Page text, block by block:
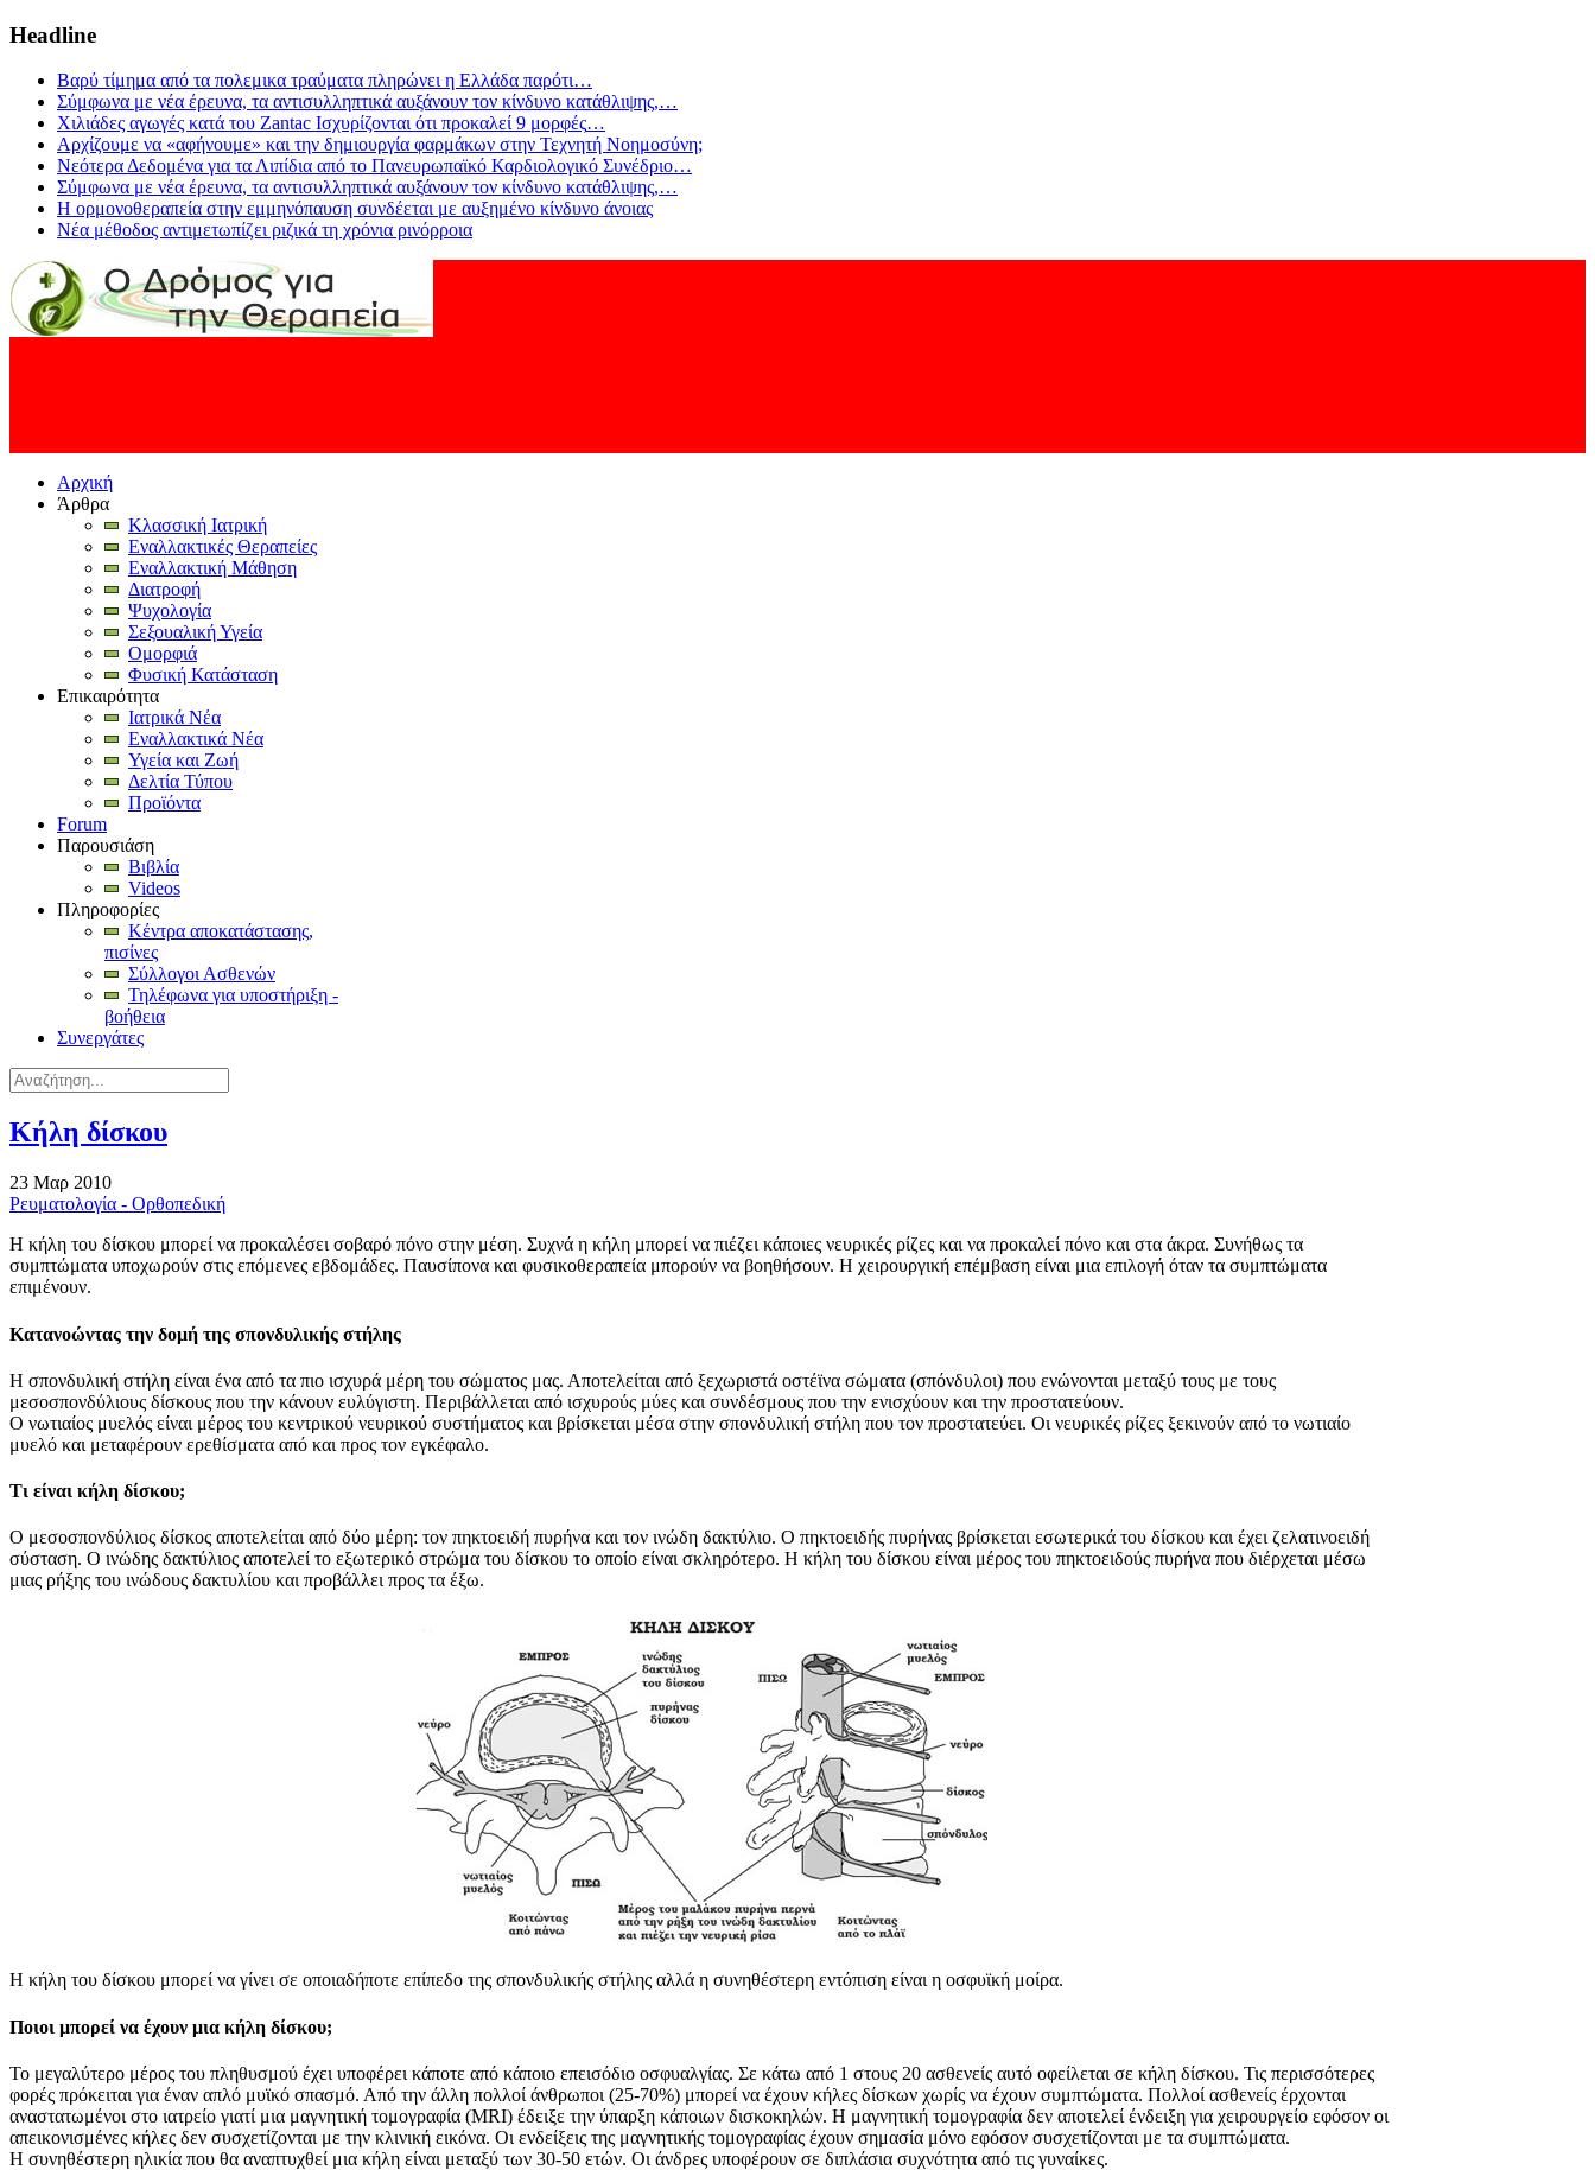
Headline
Βαρύ τίμημα από τα πολεμικα τραύματα πληρώνει η Ελλάδα παρότι…
Σύμφωνα με νέα έρευνα, τα αντισυλληπτικά αυξάνουν τον κίνδυνο κατάθλιψης,…
Χιλιάδες αγωγές κατά του Zantac Ισχυρίζονται ότι προκαλεί 9 μορφές…
Αρχίζουμε να «αφήνουμε» και την δημιουργία φαρμάκων στην Τεχνητή Νοημοσύνη;
Νεότερα Δεδομένα για τα Λιπίδια από το Πανευρωπαϊκό Καρδιολογικό Συνέδριο…
Σύμφωνα με νέα έρευνα, τα αντισυλληπτικά αυξάνουν τον κίνδυνο κατάθλιψης,…
Η ορμονοθεραπεία στην εμμηνόπαυση συνδέεται με αυξημένο κίνδυνο άνοιας
Νέα μέθοδος αντιμετωπίζει ριζικά τη χρόνια ρινόρροια
Αρχική
Άρθρα
Κλασσική Ιατρική
Εναλλακτικές Θεραπείες
Εναλλακτική Μάθηση
Διατροφή
Ψυχολογία
Σεξουαλική Υγεία
Ομορφιά
Φυσική Κατάσταση
Επικαιρότητα
Ιατρικά Νέα
Εναλλακτικά Νέα
Υγεία και Ζωή
Δελτία Τύπου
Προϊόντα
Forum
Παρουσιάση
Βιβλία
Videos
Πληροφορίες
Κέντρα αποκατάστασης,
πισίνες
Σύλλογοι Ασθενών
Τηλέφωνα για υποστήριξη -
βοήθεια
Συνεργάτες
Κήλη δίσκου
23 Μαρ 2010
Ρευματολογία - Ορθοπεδική
Η κήλη του δίσκου μπορεί να προκαλέσει σοβαρό πόνο στην μέση. Συχνά η κήλη μπορεί να πιέζει κάποιες νευρικές ρίζες και να προκαλεί πόνο και στα άκρα. Συνήθως τα
συμπτώματα υποχωρούν στις επόμενες εβδομάδες. Παυσίπονα και φυσικοθεραπεία μπορούν να βοηθήσουν. Η χειρουργική επέμβαση είναι μια επιλογή όταν τα συμπτώματα
επιμένουν.
Κατανοώντας την δομή της σπονδυλικής στήλης
Η σπονδυλική στήλη είναι ένα από τα πιο ισχυρά μέρη του σώματος μας. Αποτελείται από ξεχωριστά οστέϊνα σώματα (σπόνδυλοι) που ενώνονται μεταξύ τους με τους
μεσοσπονδύλιους δίσκους που την κάνουν ευλύγιστη. Περιβάλλεται από ισχυρούς μύες και συνδέσμους που την ενισχύουν και την προστατεύουν.
Ο νωτιαίος μυελός είναι μέρος του κεντρικού νευρικού συστήματος και βρίσκεται μέσα στην σπονδυλική στήλη που τον προστατεύει. Οι νευρικές ρίζες ξεκινούν από το νωτιαίο
μυελό και μεταφέρουν ερεθίσματα από και προς τον εγκέφαλο.
Τι είναι κήλη δίσκου;
Ο μεσοσπονδύλιος δίσκος αποτελείται από δύο μέρη: τον πηκτοειδή πυρήνα και τον ινώδη δακτύλιο. Ο πηκτοειδής πυρήνας βρίσκεται εσωτερικά του δίσκου και έχει ζελατινοειδή
σύσταση. Ο ινώδης δακτύλιος αποτελεί το εξωτερικό στρώμα του δίσκου το οποίο είναι σκληρότερο. Η κήλη του δίσκου είναι μέρος του πηκτοειδούς πυρήνα που διέρχεται μέσω
μιας ρήξης του ινώδους δακτυλίου και προβάλλει προς τα έξω.
Η κήλη του δίσκου μπορεί να γίνει σε οποιαδήποτε επίπεδο της σπονδυλικής στήλης αλλά η συνηθέστερη εντόπιση είναι η οσφυϊκή μοίρα.
Ποιοι μπορεί να έχουν μια κήλη δίσκου;
Το μεγαλύτερο μέρος του πληθυσμού έχει υποφέρει κάποτε από κάποιο επεισόδιο οσφυαλγίας. Σε κάτω από 1 στους 20 ασθενείς αυτό οφείλεται σε κήλη δίσκου. Τις περισσότερες
φορές πρόκειται για έναν απλό μυϊκό σπασμό. Από την άλλη πολλοί άνθρωποι (25-70%) μπορεί να έχουν κήλες δίσκων χωρίς να έχουν συμπτώματα. Πολλοί ασθενείς έρχονται
αναστατωμένοι στο ιατρείο γιατί μια μαγνητική τομογραφία (MRI) έδειξε την ύπαρξη κάποιων δισκοκηλών. Η μαγνητική τομογραφία δεν αποτελεί ένδειξη για χειρουργείο εφόσον οι
απεικονισμένες κήλες δεν συσχετίζονται με την κλινική εικόνα. Οι ενδείξεις της μαγνητικής τομογραφίας έχουν σημασία μόνο εφόσον συσχετίζονται με τα συμπτώματα.
Η συνηθέστερη ηλικία που θα αναπτυχθεί μια κήλη είναι μεταξύ των 30-50 ετών. Οι άνδρες υποφέρουν σε διπλάσια συχνότητα από τις γυναίκες.